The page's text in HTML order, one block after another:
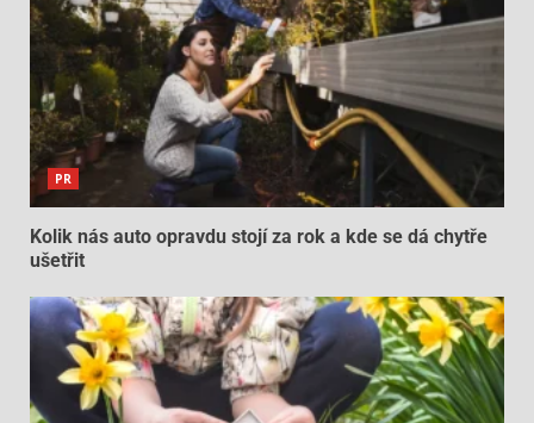
PR
Kolik nás auto opravdu stojí za rok a kde se dá chytře
ušetřit